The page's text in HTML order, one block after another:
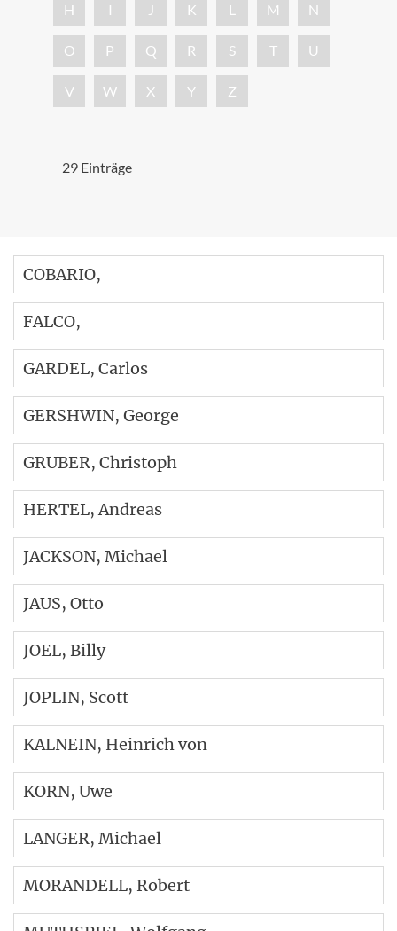
H I J K L M N
O P Q R S T U
V W X Y Z
29 Einträge
COBARIO,
FALCO,
GARDEL, Carlos
GERSHWIN, George
GRUBER, Christoph
HERTEL, Andreas
JACKSON, Michael
JAUS, Otto
JOEL, Billy
JOPLIN, Scott
KALNEIN, Heinrich von
KORN, Uwe
LANGER, Michael
MORANDELL, Robert